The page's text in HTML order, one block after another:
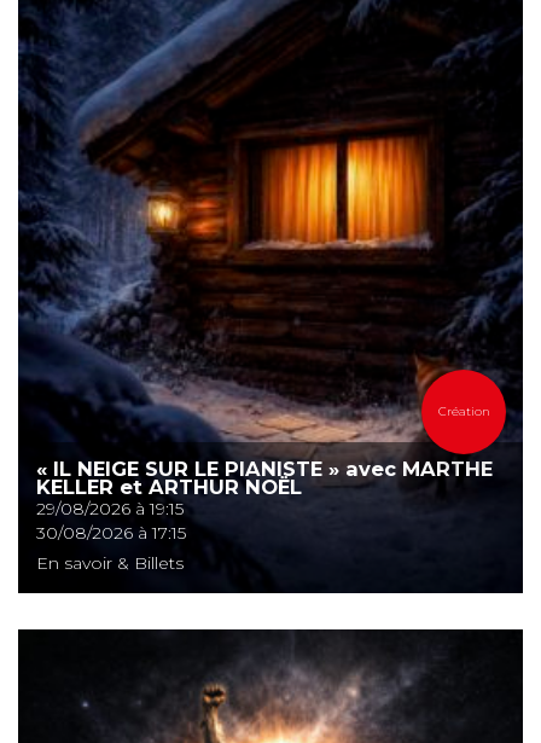
Création
« IL NEIGE SUR LE PIANISTE » avec MARTHE
KELLER et ARTHUR NOËL
29/08/2026 à 19:15
30/08/2026 à 17:15